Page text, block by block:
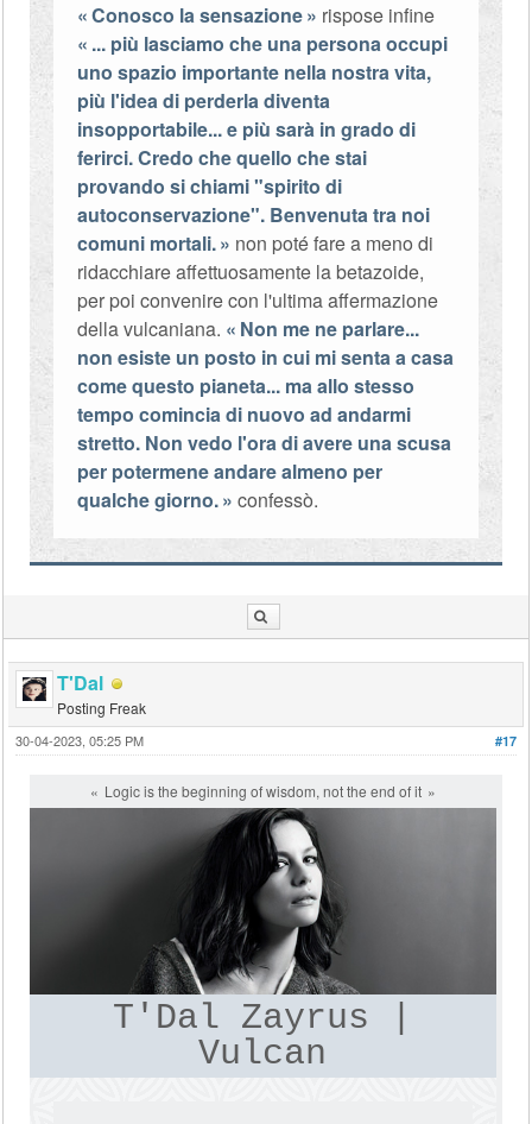
Conosco la sensazione
rispose infine
... più lasciamo che una persona occupi
uno spazio importante nella nostra vita,
più l'idea di perderla diventa
insopportabile... e più sarà in grado di
ferirci. Credo che quello che stai
provando si chiami "spirito di
autoconservazione". Benvenuta tra noi
comuni mortali.
non poté fare a meno di
ridacchiare affettuosamente la betazoide,
per poi convenire con l'ultima affermazione
della vulcaniana.
Non me ne parlare...
non esiste un posto in cui mi senta a casa
come questo pianeta... ma allo stesso
tempo comincia di nuovo ad andarmi
stretto. Non vedo l'ora di avere una scusa
per potermene andare almeno per
qualche giorno.
confessò.
T'Dal
Posting Freak
#17
30-04-2023, 05:25 PM
Logic is the beginning of wisdom, not the end of it
T'Dal Zayrus |
Vulcan